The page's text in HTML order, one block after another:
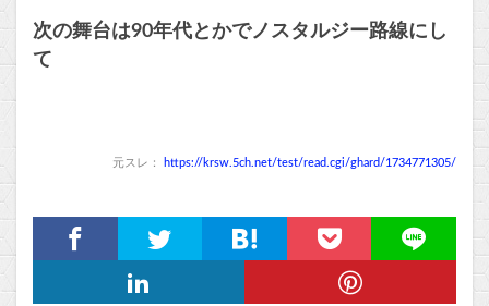
次の舞台は90年代とかでノスタルジー路線にし
て
元スレ： https://krsw.5ch.net/test/read.cgi/ghard/1734771305/